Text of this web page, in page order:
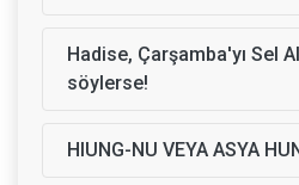
Hadise, Çarşamba'yı Sel
söylerse!
HIUNG-NU VEYA ASYA